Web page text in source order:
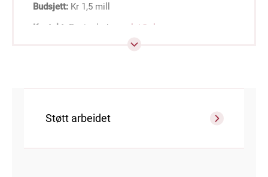
Budsjett: Kr 1,5 mill
Kontakt: Regionleder melci@nlm.no
Støtt arbeidet